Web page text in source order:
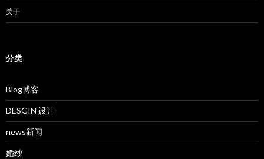
关于
分类
Blog博客
DESGIN 设计
news新闻
婚纱